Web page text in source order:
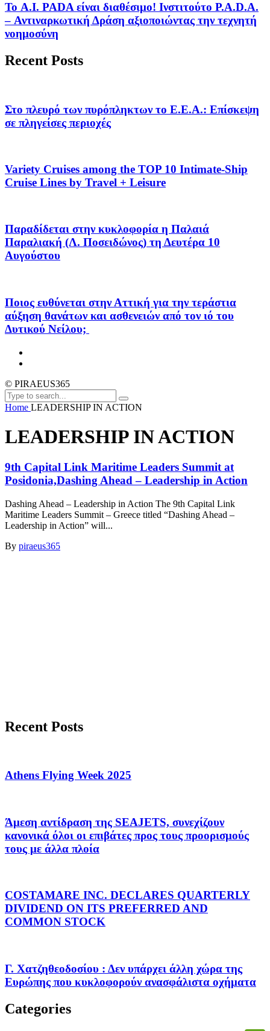
Το A.I. PADA είναι διαθέσιμο! Ινστιτούτο P.A.D.A.
– Αντιναρκωτική Δράση αξιοποιώντας την τεχνητή
νοημοσύνη
Recent Posts
Στο πλευρό των πυρόπληκτων το Ε.Ε.Α.: Επίσκεψη
σε πληγείσες περιοχές
Variety Cruises among the TOP 10 Intimate-Ship
Cruise Lines by Travel + Leisure
Παραδίδεται στην κυκλοφορία η Παλαιά
Παραλιακή (Λ. Ποσειδώνος) τη Δευτέρα 10
Αυγούστου
Ποιος ευθύνεται στην Αττική για την τεράστια
αύξηση θανάτων και ασθενειών από τον ιό του
Δυτικού Νείλου;
© PIRAEUS365
Home LEADERSHIP IN ACTION
LEADERSHIP IN ACTION
9th Capital Link Maritime Leaders Summit at
Posidonia,Dashing Ahead – Leadership in Action
Dashing Ahead – Leadership in Action The 9th Capital Link
Maritime Leaders Summit – Greece titled “Dashing Ahead –
Leadership in Action” will...
By piraeus365
Recent Posts
Athens Flying Week 2025
Άμεση αντίδραση της SEAJETS, συνεχίζουν
κανονικά όλοι οι επιβάτες προς τους προορισμούς
τους με άλλα πλοία
COSTAMARE INC. DECLARES QUARTERLY
DIVIDEND ON ITS PREFERRED AND
COMMON STOCK
Γ. Χατζηθεοδοσίου : Δεν υπάρχει άλλη χώρα της
Ευρώπης που κυκλοφορούν ανασφάλιστα οχήματα
Categories